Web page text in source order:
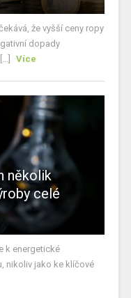
že vyšší ceny ropy
dopady
Více
několik
celé
k energetické
nikoliv jako ke klíčové